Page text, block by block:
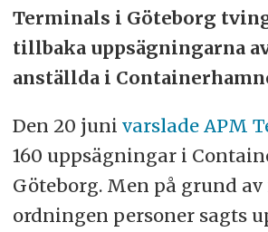
Terminals i Göteborg
tillbaka uppsägningarna
anställda i
Den 20 juni varslade APM
160 uppsägningar i
Göteborg. Men på grund av
ordningen personer sagts